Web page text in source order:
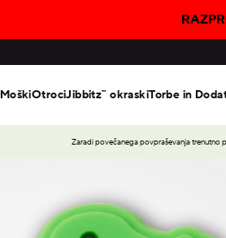
MoškiOtrociJibbitz™ okraskiTorbe in
Zaradi povečanega povpraševanja trenutno